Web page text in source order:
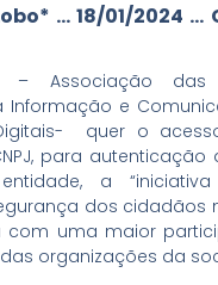
… 18/01/2024 …
– Associação das
Informação e
quer o
para
a
dos cidadãos
com uma maior
organizações da